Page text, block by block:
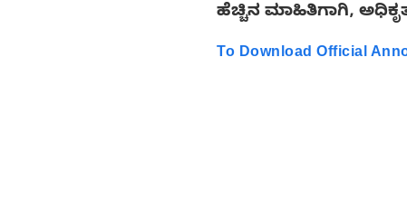
ಹೆಚ್ಚಿನ ಮಾಹಿತಿಗಾಗಿ,
To Download Official